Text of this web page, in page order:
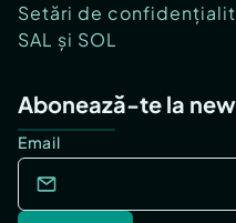
Setări de
SAL și SOL
Abonează-te la
Email